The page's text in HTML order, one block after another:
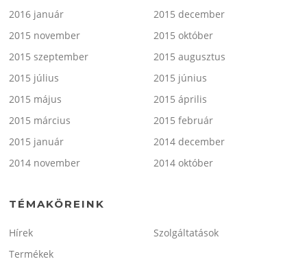
2016 január
2015 december
2015 november
2015 október
2015 szeptember
2015 augusztus
2015 július
2015 június
2015 május
2015 április
2015 március
2015 február
2015 január
2014 december
2014 november
2014 október
TÉMAKÖREINK
Hírek
Szolgáltatások
Termékek